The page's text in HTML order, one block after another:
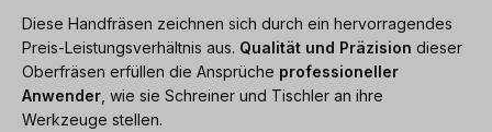
Diese Handfräsen zeichnen sich durch ein hervorragendes
Preis-Leistungsverhältnis aus. Qualität und Präzision dieser
Oberfräsen erfüllen die Ansprüche professioneller
Anwender , wie sie Schreiner und Tischler an ihre
Werkzeuge stellen.